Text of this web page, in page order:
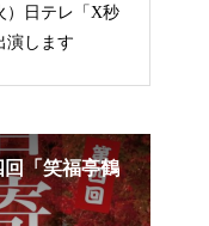
）日テレ「X秒
演します
「笑福亭鶴